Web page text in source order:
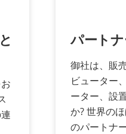
パート
御社は、販
ビューター
ーター、設
か? 世界の
のパートナ